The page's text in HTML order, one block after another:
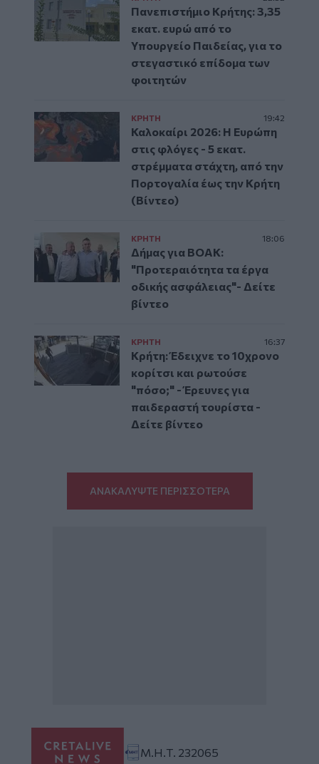
Πανεπιστήμιο Κρήτης: 3,35
εκατ. ευρώ από το
Υπουργείο Παιδείας, για το
στεγαστικό επίδομα των
φοιτητών
ΚΡΗΤΗ 19:42
Καλοκαίρι 2026: Η Ευρώπη
στις φλόγες - 5 εκατ.
στρέμματα στάχτη, από την
Πορτογαλία έως την Κρήτη
(Βίντεο)
ΚΡΗΤΗ 18:06
Δήμας για ΒΟΑΚ:
"Προτεραιότητα τα έργα
οδικής ασφάλειας"- Δείτε
βίντεο
ΚΡΗΤΗ 16:37
Κρήτη: Έδειχνε το 10χρονο
κορίτσι και ρωτούσε
"πόσο;" - Έρευνες για
παιδεραστή τουρίστα -
Δείτε βίντεο
ΑΝΑΚΑΛΥΨΤΕ ΠΕΡΙΣΣΟΤΕΡΑ
Μ.Η.Τ. 232065